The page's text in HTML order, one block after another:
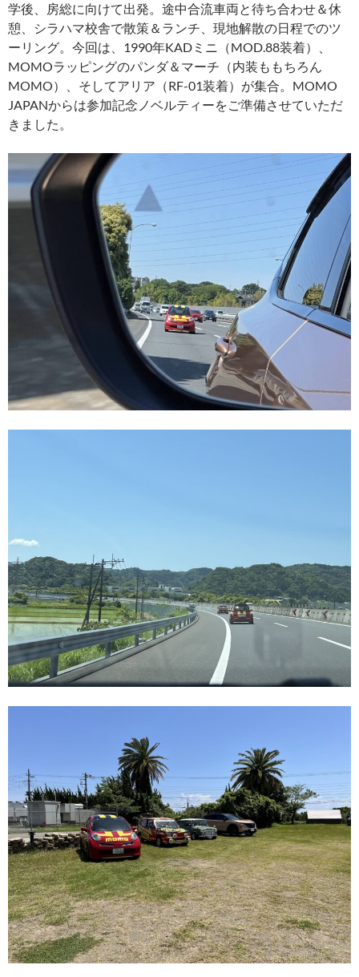
学後、房総に向けて出発。途中合流車両と待ち合わせ＆休
憩、シラハマ校舎で散策＆ランチ、現地解散の日程でのツ
ーリング。今回は、1990年KADミニ（MOD.88装着）、
MOMOラッピングのパンダ＆マーチ（内装ももちろん
MOMO）、そしてアリア（RF-01装着）が集合。MOMO
JAPANからは参加記念ノベルティーをご準備させていただ
きました。